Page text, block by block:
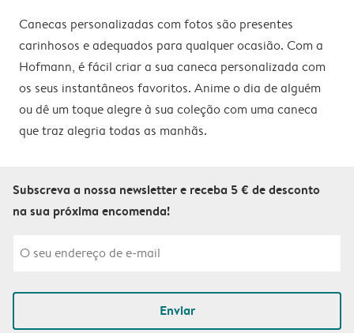
Canecas personalizadas com fotos são presentes
carinhosos e adequados para qualquer ocasião. Com a
Hofmann, é fácil criar a sua caneca personalizada com
os seus instantâneos favoritos. Anime o dia de alguém
ou dê um toque alegre à sua coleção com uma caneca
que traz alegria todas as manhãs.
Subscreva a nossa newsletter e receba 5 € de desconto
na sua próxima encomenda!
Enviar